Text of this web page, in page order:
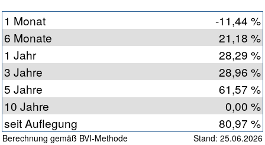
1 Monat
-11,44 %
6 Monate
21,18 %
1 Jahr
28,29 %
3 Jahre
28,96 %
5 Jahre
61,57 %
10 Jahre
0,00 %
seit Auflegung
80,97 %
Berechnung gemäß BVI-Methode Stand: 25.06.2026